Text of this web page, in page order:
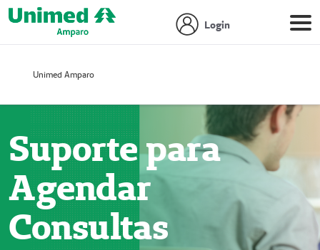
Login
Unimed Amparo
Suporte para
Agendar
Consultas